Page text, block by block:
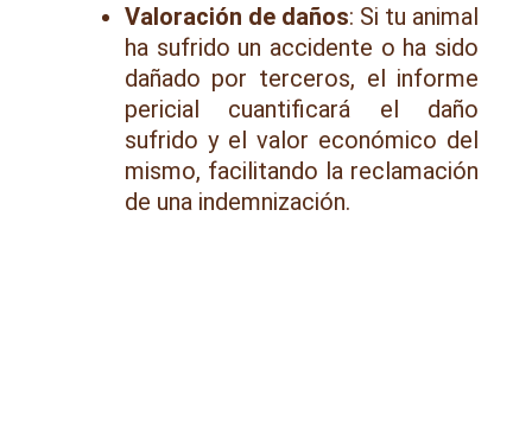
Valoración de daños: Si tu animal
ha sufrido un accidente o ha sido
dañado por terceros, el informe
pericial cuantificará el daño
sufrido y el valor económico del
mismo, facilitando la reclamación
de una indemnización.